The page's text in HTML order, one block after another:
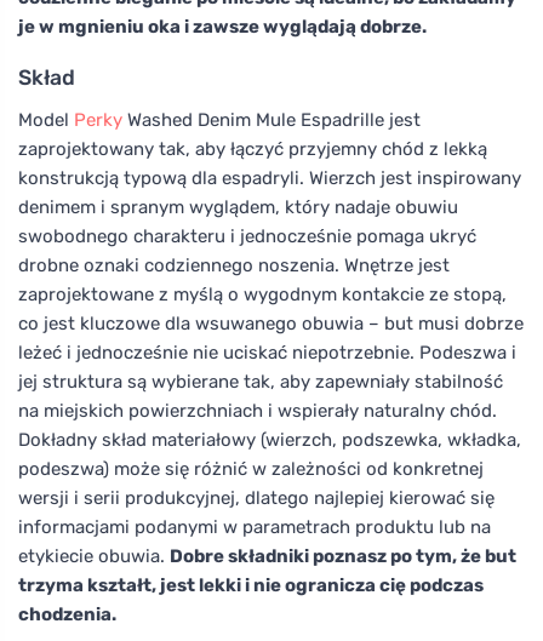
je w mgnieniu oka i zawsze wyglądają dobrze.
Skład
Model Perky Washed Denim Mule Espadrille jest
zaprojektowany tak, aby łączyć przyjemny chód z lekką
konstrukcją typową dla espadryli. Wierzch jest inspirowany
denimem i spranym wyglądem, który nadaje obuwiu
swobodnego charakteru i jednocześnie pomaga ukryć
drobne oznaki codziennego noszenia. Wnętrze jest
zaprojektowane z myślą o wygodnym kontakcie ze stopą,
co jest kluczowe dla wsuwanego obuwia – but musi dobrze
leżeć i jednocześnie nie uciskać niepotrzebnie. Podeszwa i
jej struktura są wybierane tak, aby zapewniały stabilność
na miejskich powierzchniach i wspierały naturalny chód.
Dokładny skład materiałowy (wierzch, podszewka, wkładka,
podeszwa) może się różnić w zależności od konkretnej
wersji i serii produkcyjnej, dlatego najlepiej kierować się
informacjami podanymi w parametrach produktu lub na
etykiecie obuwia. Dobre składniki poznasz po tym, że but
trzyma kształt, jest lekki i nie ogranicza cię podczas
chodzenia.